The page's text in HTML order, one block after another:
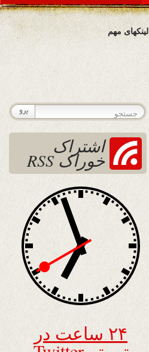
لینکهای مهم
اشتراک
خوراک RSS
۲۴ ساعت در